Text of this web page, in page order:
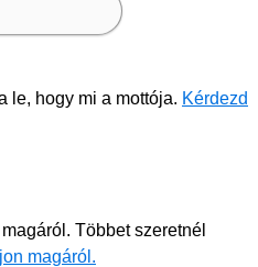
le, hogy mi a mottója. Kérdezd
Többet szeretnél
magáról.